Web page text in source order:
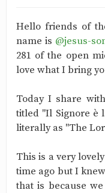
Hello friends of
name is @jesus-
281 of the open
love what I bring
Today I share
titled "Il Signore è
literally as "The
This is a very
time ago but I
that is because